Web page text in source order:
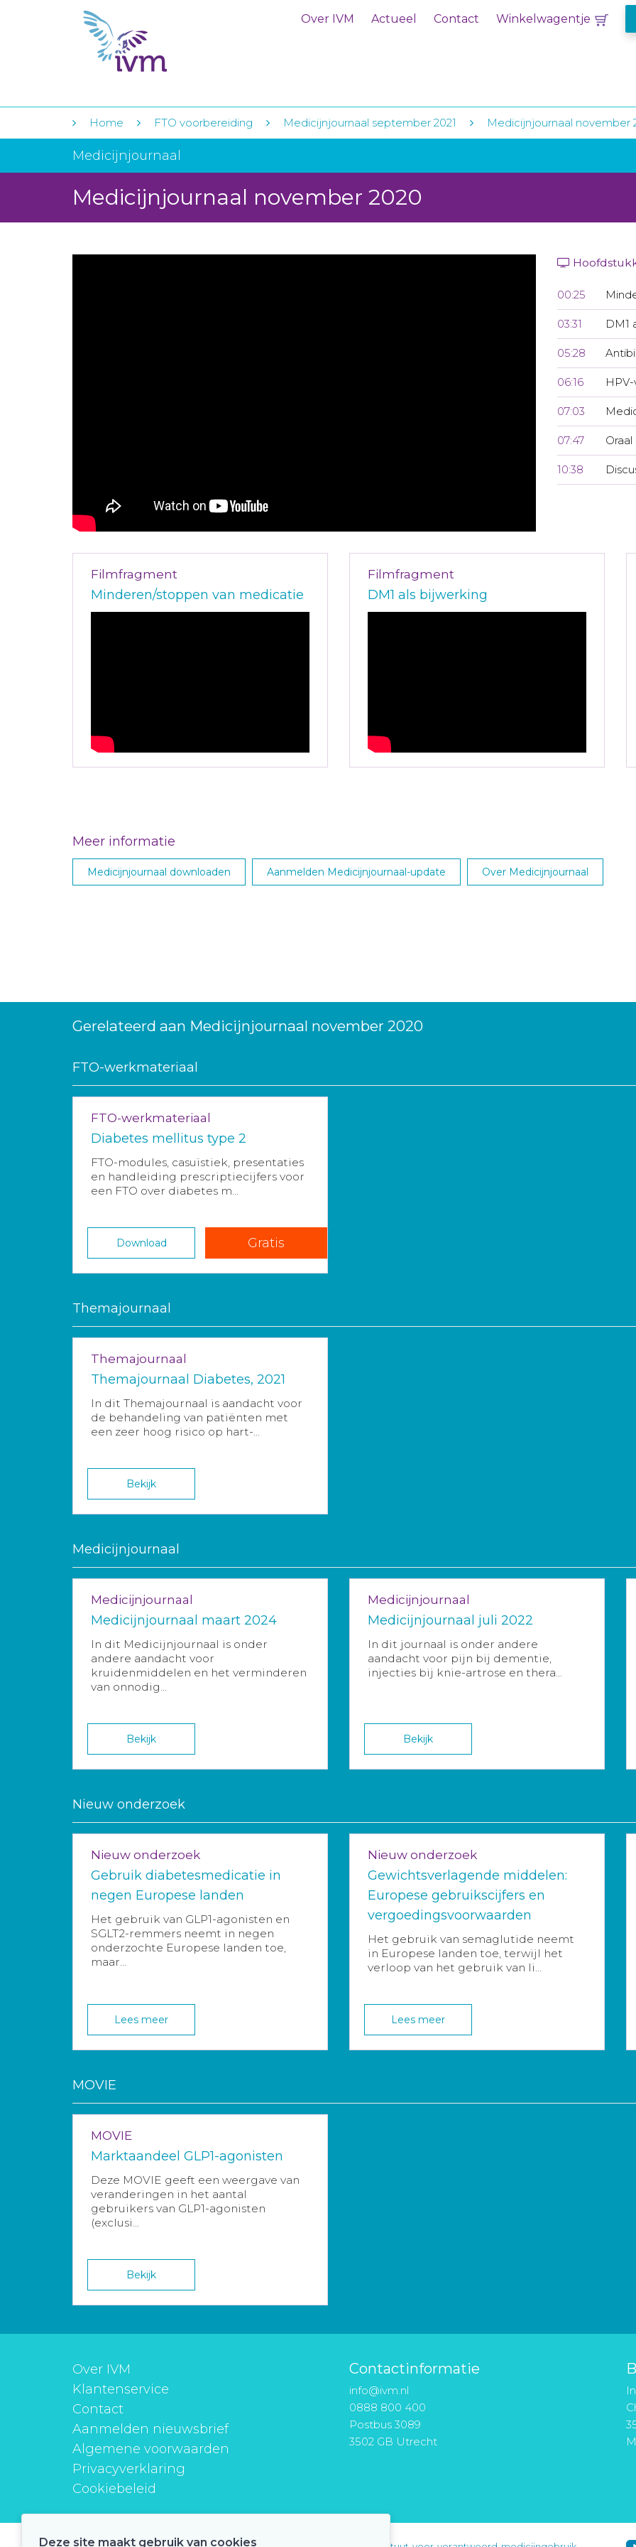
Over IVM Actueel Contact Winkelwagentje
Home FTO voorbereiding Medicijnjournaal september 2021 Medicijnjournaal november
Medicijnjournaal
Medicijnjournaal november 2020
00:25
03:31 DM1
05:28
06:16
07:03
07:47
10:38
Filmfragment
Minderen/stoppen van medicatie
Filmfragment
DM1 als bijwerking
Meer informatie
Medicijnjournaal downloaden Aanmelden Medicijnjournaal-update Over Medicijnjournaal
Gerelateerd aan Medicijnjournaal november 2020
FTO-werkmateriaal
FTO-werkmateriaal
Diabetes mellitus type 2
FTO-modules, casuïstiek, presentaties
en handleiding prescriptiecijfers voor
een FTO over diabetes m...
Download Gratis
Themajournaal
Themajournaal
Themajournaal Diabetes, 2021
In dit Themajournaal is aandacht voor
de behandeling van patiënten met
een zeer hoog risico op hart-...
Bekijk
Medicijnjournaal
Medicijnjournaal
Medicijnjournaal maart 2024
In dit Medicijnjournaal is onder
andere aandacht voor
kruidenmiddelen en het verminderen
van onnodig...
Bekijk
Medicijnjournaal
Medicijnjournaal juli 2022
In dit journaal is onder andere
aandacht voor pijn bij dementie,
injecties bij knie-artrose en thera...
Bekijk
Nieuw onderzoek
Nieuw onderzoek
Gebruik diabetesmedicatie in
negen Europese landen
Het gebruik van GLP1-agonisten en
SGLT2-remmers neemt in negen
onderzochte Europese landen toe,
maar...
Lees meer
Nieuw onderzoek
Gewichtsverlagende middelen:
Europese gebruikscijfers en
vergoedingsvoorwaarden
Het gebruik van semaglutide neemt
in Europese landen toe, terwijl het
verloop van het gebruik van li...
Lees meer
MOVIE
MOVIE
Marktaandeel GLP1-agonisten
Deze MOVIE geeft een weergave van
veranderingen in het aantal
gebruikers van GLP1-agonisten
(exclusi...
Bekijk
Over IVM
Klantenservice
Contact
Aanmelden nieuwsbrief
Algemene voorwaarden
Privacyverklaring
Cookiebeleid
Contactinformatie
info@ivm.nl
0888 800 400
Postbus 3089
3502 GB Utrecht
Deze site maakt gebruik van cookies